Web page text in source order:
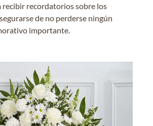
recibir recordatorios sobre los
de no perderse ningún
importante.